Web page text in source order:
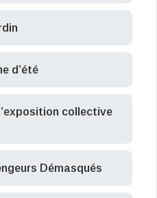
d’été
collective
Démasqués